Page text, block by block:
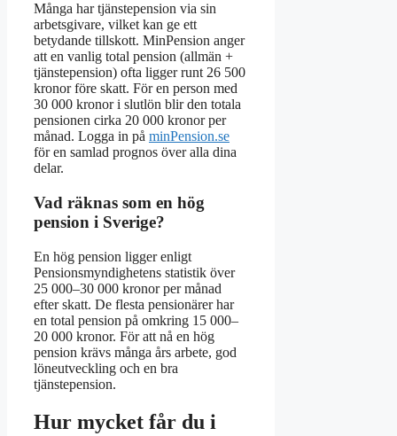
Många har tjänstepension via sin
arbetsgivare, vilket kan ge ett
betydande tillskott. MinPension anger
att en vanlig total pension (allmän +
tjänstepension) ofta ligger runt 26 500
kronor före skatt. För en person med
30 000 kronor i slutlön blir den totala
pensionen cirka 20 000 kronor per
månad. Logga in på minPension.se
för en samlad prognos över alla dina
delar.
Vad räknas som en hög
pension i Sverige?
En hög pension ligger enligt
Pensionsmyndighetens statistik över
25 000–30 000 kronor per månad
efter skatt. De flesta pensionärer har
en total pension på omkring 15 000–
20 000 kronor. För att nå en hög
pension krävs många års arbete, god
löneutveckling och en bra
tjänstepension.
Hur mycket får du i